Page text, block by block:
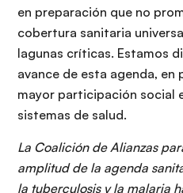
en preparación que no
cobertura sanitaria
lagunas críticas. Estamos
avance de esta agenda,
mayor participación social
sistemas de salud.
La Coalición de Alianzas
amplitud de la agenda
la tuberculosis y la malaria